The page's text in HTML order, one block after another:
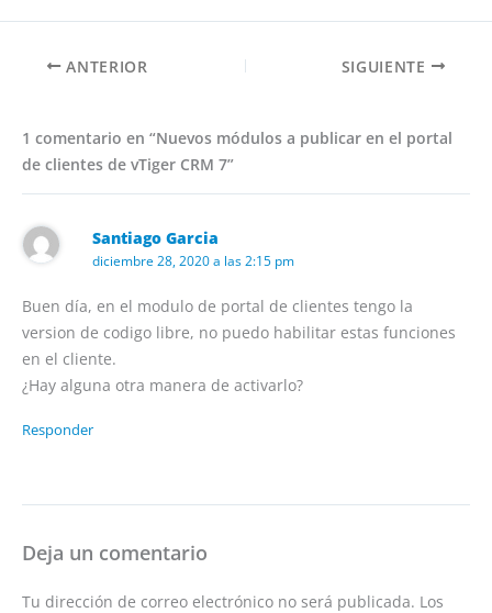
ANTERIOR SIGUIENTE
1 comentario en “Nuevos módulos a publicar en el portal
de clientes de vTiger CRM 7”
Santiago Garcia
diciembre 28, 2020 a las 2:15 pm
Buen día, en el modulo de portal de clientes tengo la
version de codigo libre, no puedo habilitar estas funciones
en el cliente.
¿Hay alguna otra manera de activarlo?
Responder
Deja un comentario
Tu dirección de correo electrónico no será publicada. Los